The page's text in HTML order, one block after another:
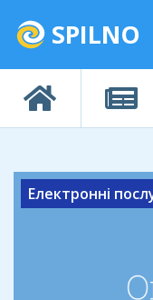
SPILNO
Електронні